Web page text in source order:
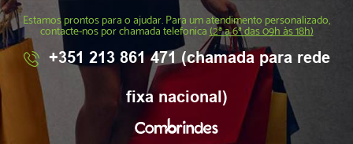
Estamos prontos para o ajudar. Para um atendimento personalizado,
contacte-nos por chamada telefonica(2ª a 6ª das 09h às 18h)
+351 213 861 471 (chamada para rede
fixa nacional)